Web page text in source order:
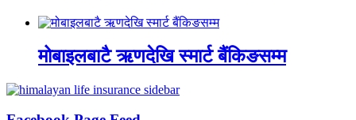
मोबाइलबाटै ऋणदेखि स्मार्ट बैंकिङसम्म